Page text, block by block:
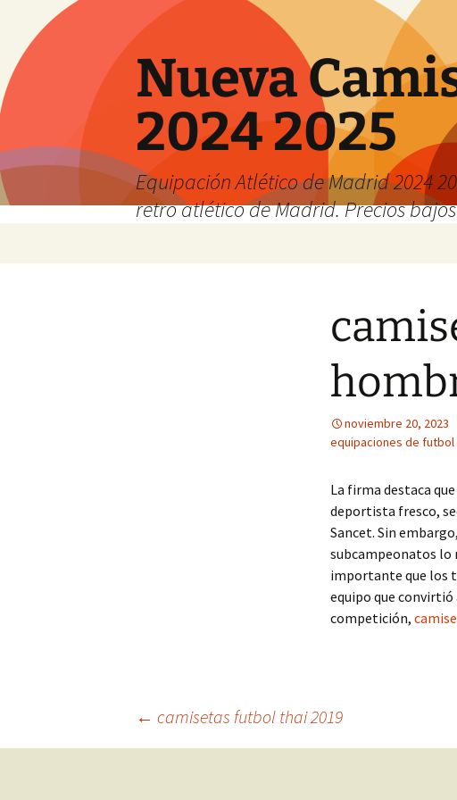
Nueva
2024 2025
Equipación Atlético de Madrid 2024
retro atlético de Madrid. Precios
noviembre 20, 2023
equipaciones de futbol
La firma destaca
deportista fresco,
Sancet. Sin
subcampeonatos lo
importante que los
equipo que
competición,
Navegación
← camisetas futbol thai 2019